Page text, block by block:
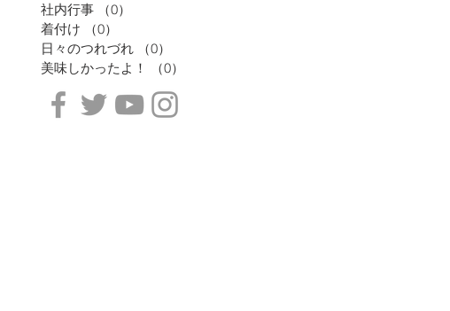
社内行事
（0）
着付け
（0）
日々のつれづれ
（0）
美味しかったよ！
（0）